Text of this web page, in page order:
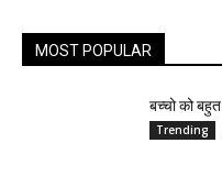
MOST POPULAR
बच्चो को
Trending